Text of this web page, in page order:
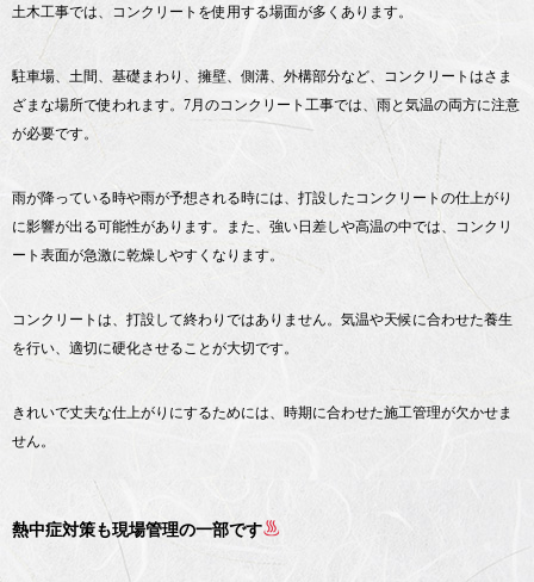
土木工事では、コンクリートを使用する場面が多くあります。
駐車場、土間、基礎まわり、擁壁、側溝、外構部分など、コンクリートはさま
ざまな場所で使われます。7月のコンクリート工事では、雨と気温の両方に注意
が必要です。
雨が降っている時や雨が予想される時には、打設したコンクリートの仕上がり
に影響が出る可能性があります。また、強い日差しや高温の中では、コンクリ
ート表面が急激に乾燥しやすくなります。
コンクリートは、打設して終わりではありません。気温や天候に合わせた養生
を行い、適切に硬化させることが大切です。
きれいで丈夫な仕上がりにするためには、時期に合わせた施工管理が欠かせま
せん。
熱中症対策も現場管理の一部です